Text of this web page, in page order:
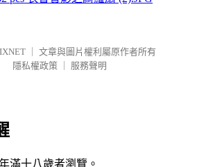
文章與圖片權利屬原作者所有
隱私權政策
服務聲明
滿十八歲者瀏覽。